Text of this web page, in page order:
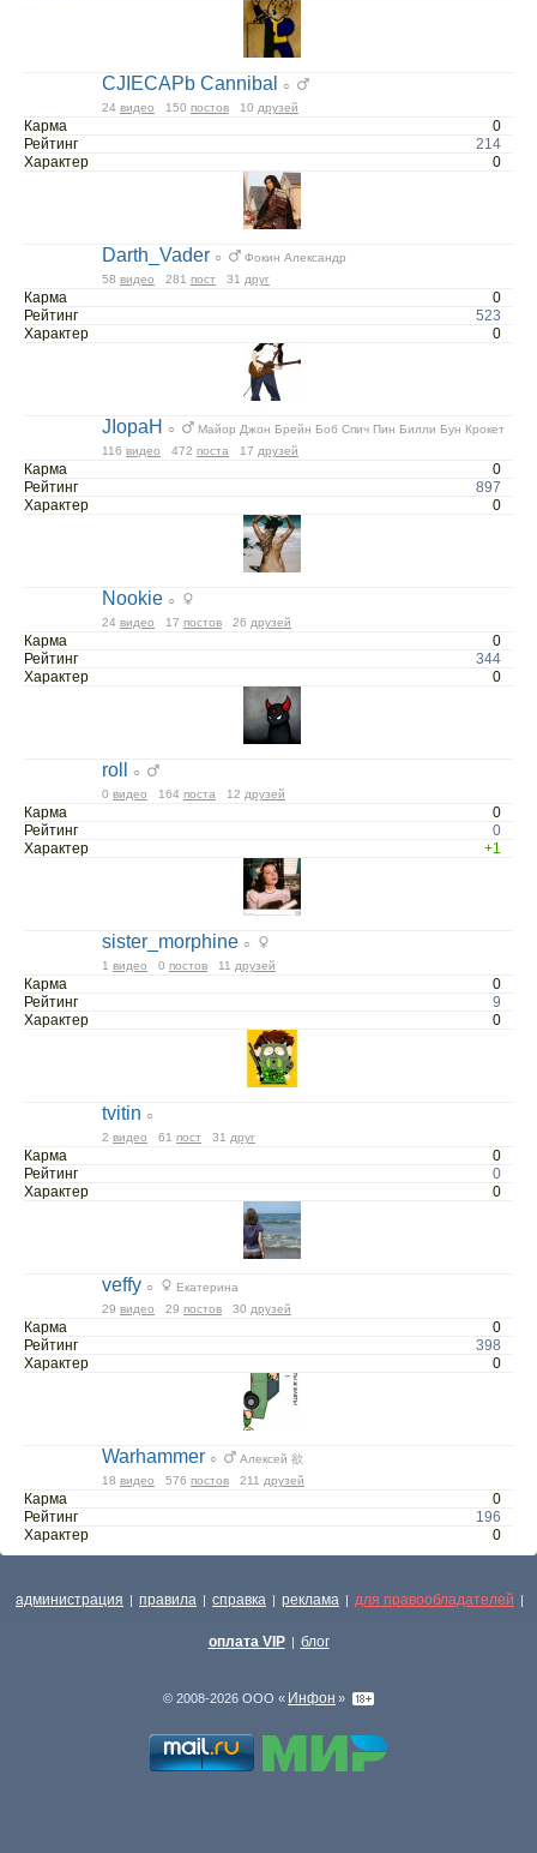
CJIECAPb Cannibal
○
24 видео 150 постов 10 друзей
Карма
0
Рейтинг
214
Характер
0
Darth_Vader ○
Фокин Александр
58 видео 281 пост 31 друг
Карма
0
Рейтинг
523
Характер
0
JIopaH ○
Майор Джон Брейн Боб Спич Пин Билли Бун Крокет
116 видео 472 поста 17 друзей
Карма
0
Рейтинг
897
Характер
0
Nookie ○
24 видео 17 постов 26 друзей
Карма
0
Рейтинг
344
Характер
0
roll
○
0 видео 164 поста 12 друзей
Карма
0
Рейтинг
0
Характер
+1
sister_morphine ○
1 видео 0 постов 11 друзей
Карма
0
Рейтинг
9
Характер
0
tvitin ○
2 видео 61 пост 31 друг
Карма
0
Рейтинг
0
Характер
0
veffy ○
Екатерина
29 видео 29 постов 30 друзей
Карма
0
Рейтинг
398
Характер
0
Warhammer ○
Алексей 欲
18 видео 576 постов 211 друзей
Карма
0
Рейтинг
196
Характер
0
администрация | правила | справка | реклама | для правообладателей |
оплата VIP | блог
© 2008-2026 ООО « Инфон »